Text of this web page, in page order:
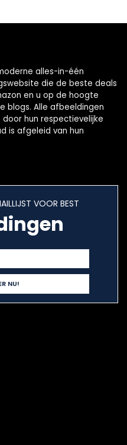
alles-in-één
die de beste deals
en u op de hoogte
blogs. Alle afbeeldingen
hun respectievelijke
is afgeleid van hun
VOOR BEST